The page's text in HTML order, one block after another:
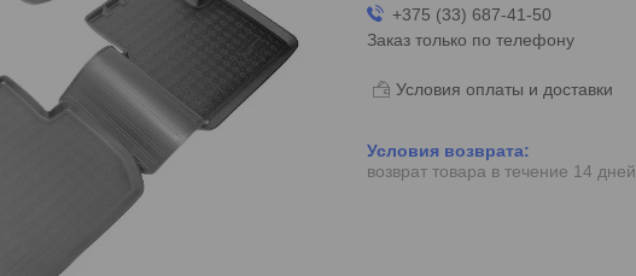
+375 (33) 687-41-50
Заказ только по телефону
Условия оплаты и доставки
возврат товара в течение 14 дней